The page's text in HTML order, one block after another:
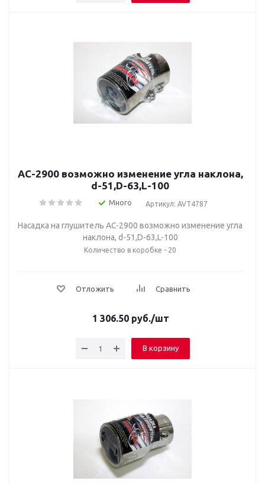
AC-2900 возможно изменение угла наклона,
d-51,D-63,L-100
Много Артикул: AVT4787
Насадка на глушитель AC-2900 возможно изменение угла
наклона, d-51,D-63,L-100
Количество в коробке - 20
Отложить Сравнить
1 306.50руб./шт
В корзину